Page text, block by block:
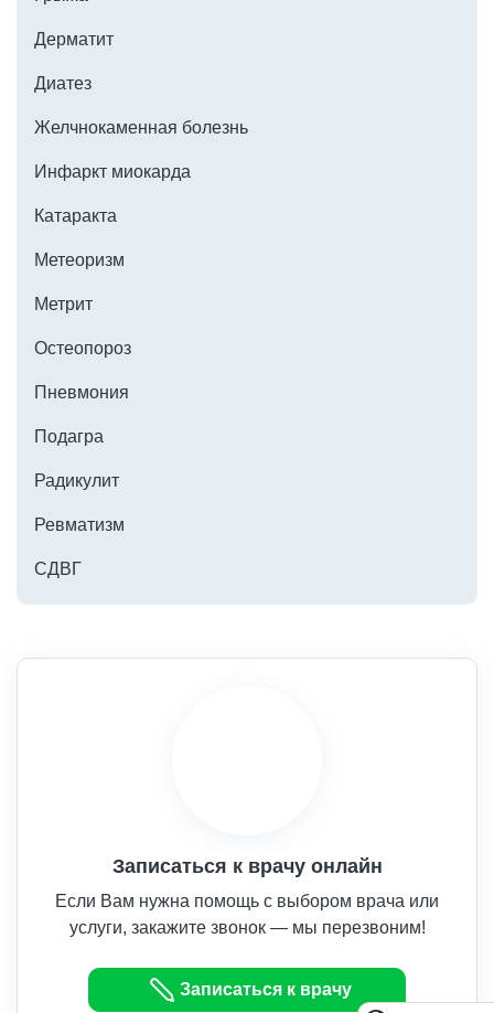
травмируют кожу и усугубляют
Дерматит
Диатез
Желчнокаменная болезнь
Инфаркт миокарда
Катаракта
Метеоризм
Метрит
Остеопороз
Пневмония
Подагра
Радикулит
Ревматизм
СДВГ
Записаться к врачу онлайн
Если Вам нужна помощь с выбором врача или
услуги, закажите звонок — мы перезвоним!
Записаться к врачу